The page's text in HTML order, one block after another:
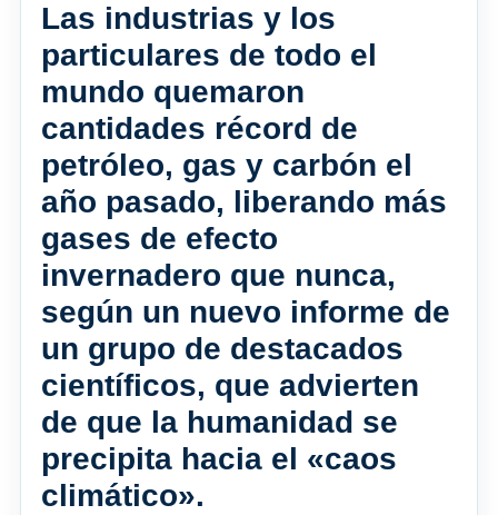
Las industrias y los
particulares de todo el
mundo quemaron
cantidades récord de
petróleo, gas y carbón el
año pasado, liberando más
gases de efecto
invernadero que nunca,
según un nuevo informe de
un grupo de destacados
científicos, que advierten
de que la humanidad se
precipita hacia el «caos
climático».